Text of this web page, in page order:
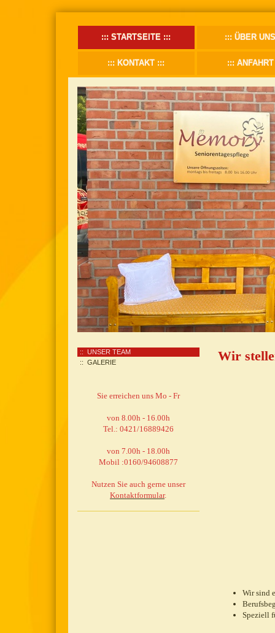
STARTSEITE ÜBER UNS
KONTAKT ANFAHRT
Wir
Wir sind
Speziell
UNSER TEAM
GALERIE
Sie erreichen uns Mo - Fr
von 8.00h - 16.00h
Tel.: 0421/16889426
von 7.00h - 18.00h
Mobil :0160/94608877
Nutzen Sie auch gerne unser
Kontaktformular.